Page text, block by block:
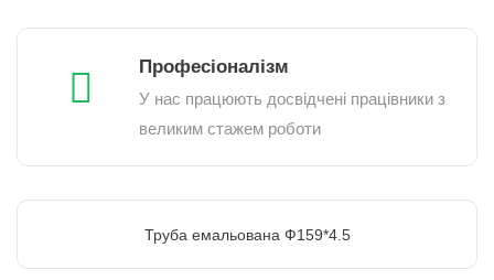
Професіоналізм
У нас працюють досвідчені працівники з
великим стажем роботи
Труба емальована Ф159*4.5